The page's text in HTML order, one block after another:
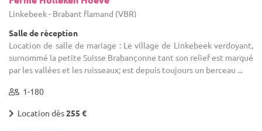
Linkebeek - Brabant flamand (VBR)
Salle de réception
Location de salle de mariage : Le village de Linkebeek verdoyant,
surnommé la petite Suisse Brabançonne tant son relief est marqué
par les vallées et les ruisseaux; est depuis toujours un berceau ...
1-180
Location dès255 €